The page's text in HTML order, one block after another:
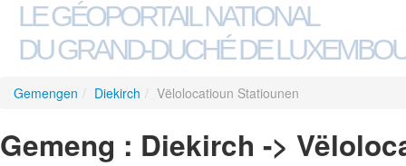
LE GÉOPORTAIL NATIONAL
DU GRAND-DUCHÉ DE
Gemengen / Diekirch / Vëlolocatioun Statiounen
Gemeng : Diekirch ->